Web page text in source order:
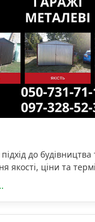
до
якості, ціни та